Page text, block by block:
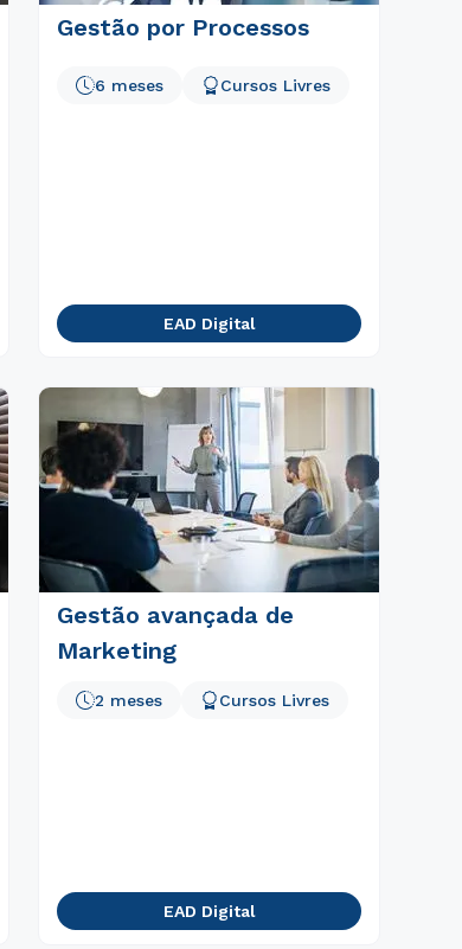
Gestão por Processos
6 meses Cursos Livres
EAD Digital
Gestão avançada de
Marketing
2 meses Cursos Livres
EAD Digital